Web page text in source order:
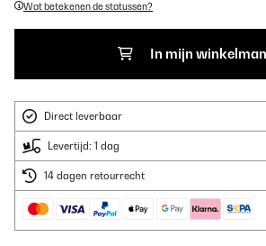
Wat betekenen de statussen?
In mijn
Direct leverbaar
Levertijd: 1 dag
14 dagen retourrecht